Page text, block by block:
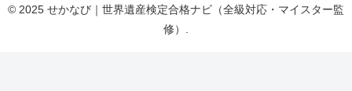
© 2025 せかなび｜世界遺産検定合格ナビ（全級対応・マイスター監
修）.